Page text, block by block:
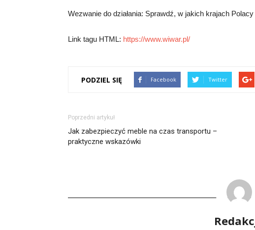
Wezwanie do działania: Sprawdź, w jakich krajach
Link tagu HTML: https://www.wiwar.pl/
PODZIEL SIĘ Facebook Twitter
Poprzedni artykuł
Jak zabezpieczyć meble na czas transportu –
praktyczne wskazówki